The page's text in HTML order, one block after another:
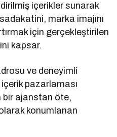
içerikler sunarak
marka imajını
için gerçekleştirilen
kapsar.
ve deneyimli
pazarlaması
bir ajanstan öte,
konumlanan